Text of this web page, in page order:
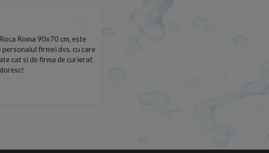
Roma 90x70 cm, este
firmei dvs. cu care
cat si de firma de curierat